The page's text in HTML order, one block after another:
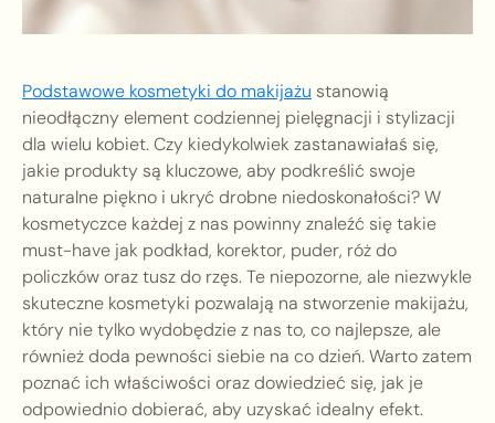
Podstawowe kosmetyki do makijażu stanowią
nieodłączny element codziennej pielęgnacji i stylizacji
dla wielu kobiet. Czy kiedykolwiek zastanawiałaś się,
jakie produkty są kluczowe, aby podkreślić swoje
naturalne piękno i ukryć drobne niedoskonałości? W
kosmetyczce każdej z nas powinny znaleźć się takie
must-have jak podkład, korektor, puder, róż do
policzków oraz tusz do rzęs. Te niepozorne, ale niezwykle
skuteczne kosmetyki pozwalają na stworzenie makijażu,
który nie tylko wydobędzie z nas to, co najlepsze, ale
również doda pewności siebie na co dzień. Warto zatem
poznać ich właściwości oraz dowiedzieć się, jak je
odpowiednio dobierać, aby uzyskać idealny efekt.